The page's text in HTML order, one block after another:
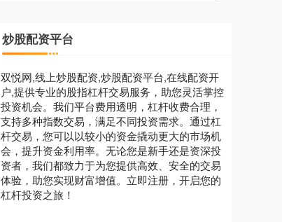
炒股配资平台
双悦网,线上炒股配资,炒股配资平台,在线配资开
户,提供专业的股指杠杆交易服务，助您灵活掌控
投资机会。我们平台费用透明，杠杆收费合理，
支持多种指数交易，满足不同投资需求。通过杠
杆交易，您可以以较小的资金撬动更大的市场机
会，提升资金利用率。无论您是新手还是资深投
资者，我们都致力于为您提供高效、安全的交易
体验，助您实现财富增值。立即注册，开启您的
杠杆投资之旅！